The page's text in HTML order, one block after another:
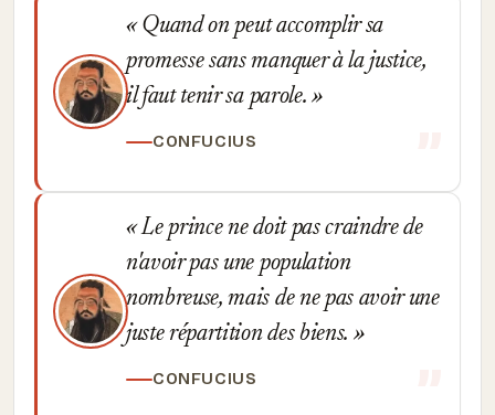
Quand on peut accomplir sa
promesse sans manquer à la justice,
il faut tenir sa parole.
CONFUCIUS
Le prince ne doit pas craindre de
n'avoir pas une population
nombreuse, mais de ne pas avoir une
juste répartition des biens.
CONFUCIUS